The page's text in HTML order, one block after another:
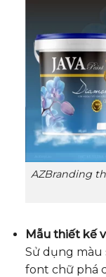
AZBranding
Mẫu thiết kế
Sử dụng màu
font chữ phá